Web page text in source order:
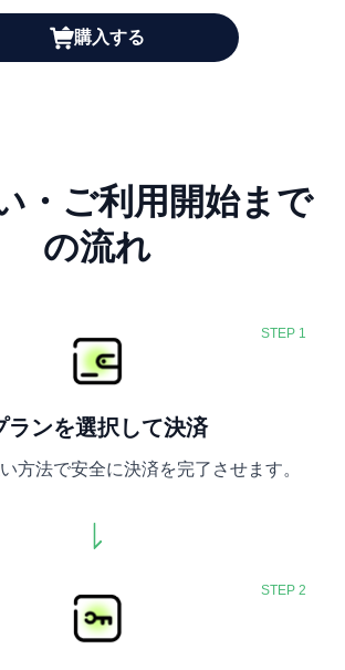
購入する
・ご利用開始まで
の流れ
STEP 1
ランを選択して決済
方法で安全に決済を完了させます。
STEP 2